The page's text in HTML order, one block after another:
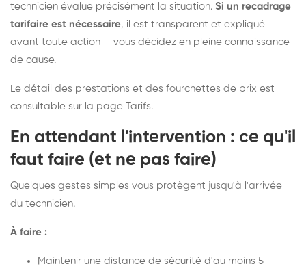
technicien évalue précisément la situation. Si un recadrage
tarifaire est nécessaire, il est transparent et expliqué
avant toute action — vous décidez en pleine connaissance
de cause.
Le détail des prestations et des fourchettes de prix est
consultable sur la page Tarifs.
En attendant l'intervention : ce qu'il
faut faire (et ne pas faire)
Quelques gestes simples vous protègent jusqu'à l'arrivée
du technicien.
À faire :
Maintenir une distance de sécurité d'au moins 5